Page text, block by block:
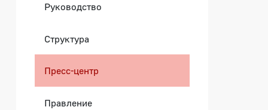
Руководство
Структура
Пресс-центр
Правление